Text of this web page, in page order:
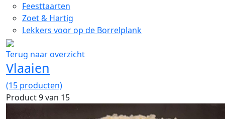
Feesttaarten
Zoet & Hartig
Lekkers voor op de Borrelplank
Terug naar overzicht
Vlaaien
(15 producten)
Product 9 van 15